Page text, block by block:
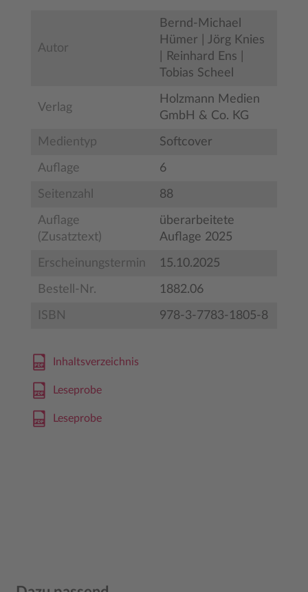
Autor
Bernd-Michael
Hümer | Jörg Knies
| Reinhard Ens |
Tobias Scheel
Verlag
Holzmann Medien
GmbH & Co. KG
Medientyp Softcover
Auflage 6
Seitenzahl 88
Auflage
(Zusatztext)
überarbeitete
Auflage 2025
Erscheinungstermin 15.10.2025
Bestell-Nr. 1882.06
ISBN 978-3-7783-1805-8
Inhaltsverzeichnis
Leseprobe
Leseprobe
Produktgalerie überspringen